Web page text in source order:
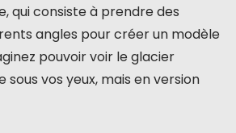
qui consiste à prendre des
angles pour créer un modèle
pouvoir voir le glacier
vos yeux, mais en version